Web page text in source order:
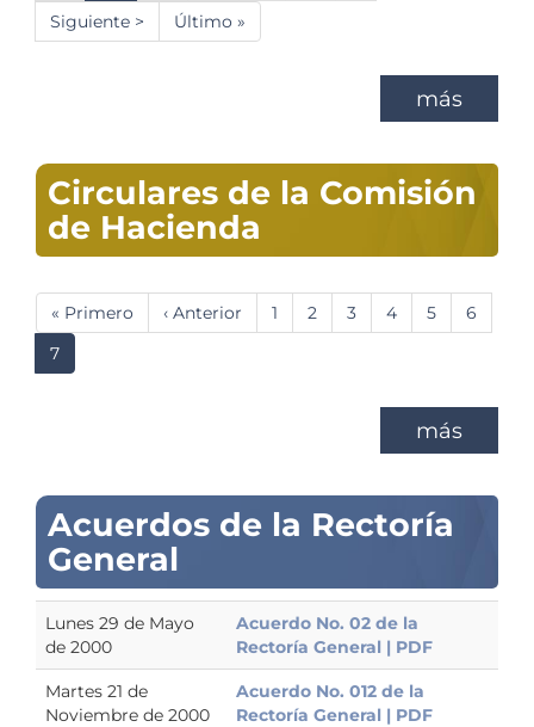
Siguiente
página
Siguiente >
Última
página
Último »
más
Circulares de la Comisión
de Hacienda
Paginación
Primera
página
« Primero
Página
anterior
‹ Anterior Página
1 Página
2 Página
3 Página
4 Página
5 Página
6
Página
actual
7
más
Acuerdos de la Rectoría
General
Lunes 29 de Mayo
de 2000
Acuerdo No. 02 de la
Rectoría General | PDF
Martes 21 de
Noviembre de 2000
Acuerdo No. 012 de la
Rectoría General | PDF